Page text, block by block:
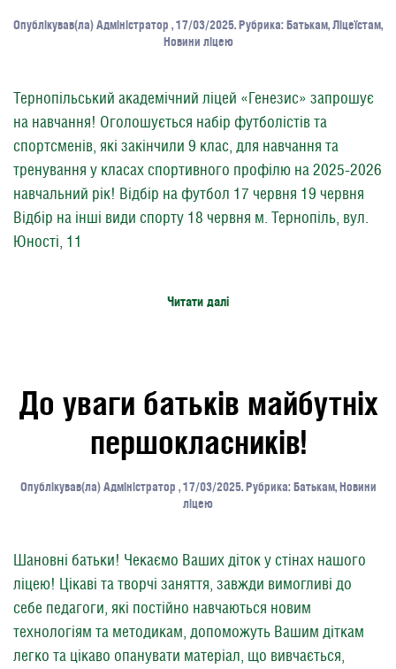
Опублікував(ла)Адміністратор ,17/03/2025. Рубрика:Батькам,Ліцеїстам,
Новини ліцею
Тернопільський академічний ліцей «Генезис» запрошує
на навчання! Оголошується набір футболістів та
спортсменів, які закінчили 9 клас, для навчання та
тренування у класах спортивного профілю на 2025-2026
навчальний рік! Відбір на футбол 17 червня 19 червня
Відбір на інші види спорту 18 червня м. Тернопіль, вул.
Юності, 11
Читати далі
До уваги батьків майбутніх
першокласників!
Опублікував(ла)Адміністратор ,17/03/2025. Рубрика:Батькам,Новини
ліцею
Шановні батьки! Чекаємо Ваших діток у стінах нашого
ліцею! Цікаві та творчі заняття, завжди вимогливі до
себе педагоги, які постійно навчаються новим
технологіям та методикам, допоможуть Вашим діткам
легко та цікаво опанувати матеріал, що вивчається,